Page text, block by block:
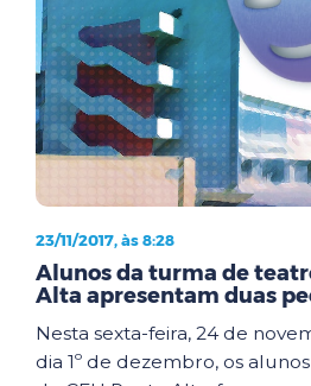
23/11/2017, às 8:28
Alunos da turma de
Alta apresentam duas
Nesta sexta-feira, 24 de
dia 1º de dezembro, os